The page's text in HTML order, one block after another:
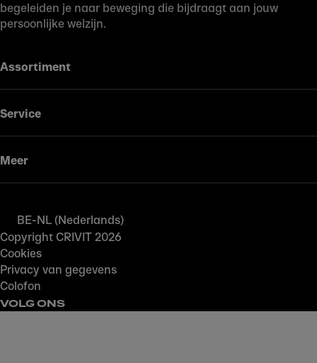
begeleiden je naar beweging die bijdraagt aan jouw
persoonlijke welzijn.
Assortiment
Service
Meer
BE-NL (Nederlands)
Copyright CRIVIT 2026
Cookies
Privacy van gegevens
Colofon
VOLG ONS